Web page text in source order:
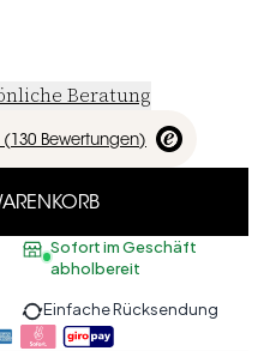
Beratung
( 130 Bewertungen)
Sofort im Geschäft
abholbereit
Einfache Rücksendung